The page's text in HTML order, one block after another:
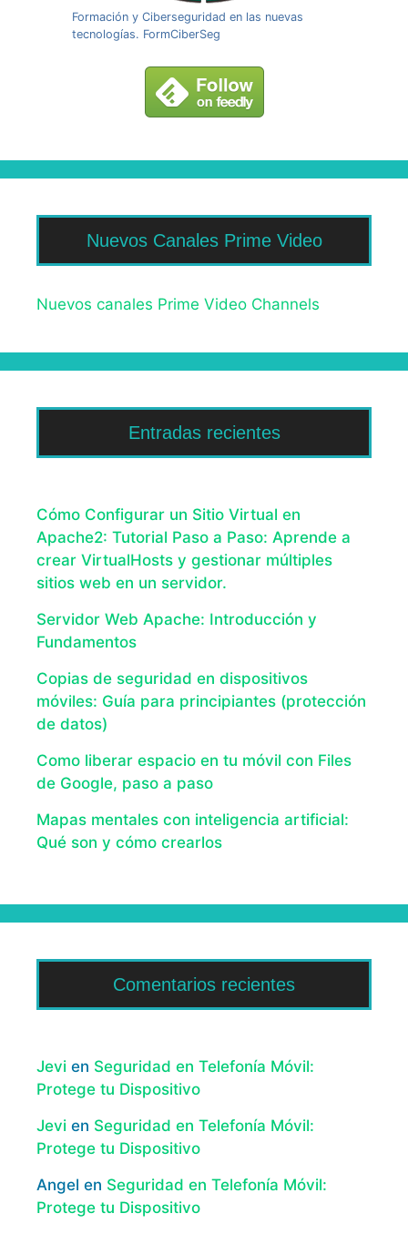
Formación y Ciberseguridad en las nuevas
tecnologías. FormCiberSeg
Nuevos Canales Prime Video
Nuevos canales Prime Video Channels
Entradas recientes
Cómo Configurar un Sitio Virtual en
Apache2: Tutorial Paso a Paso: Aprende a
crear VirtualHosts y gestionar múltiples
sitios web en un servidor.
Servidor Web Apache: Introducción y
Fundamentos
Copias de seguridad en dispositivos
móviles: Guía para principiantes (protección
de datos)
Como liberar espacio en tu móvil con Files
de Google, paso a paso
Mapas mentales con inteligencia artificial:
Qué son y cómo crearlos
Comentarios recientes
Jevi en Seguridad en Telefonía Móvil:
Protege tu Dispositivo
Jevi en Seguridad en Telefonía Móvil:
Protege tu Dispositivo
Angel en Seguridad en Telefonía Móvil:
Protege tu Dispositivo